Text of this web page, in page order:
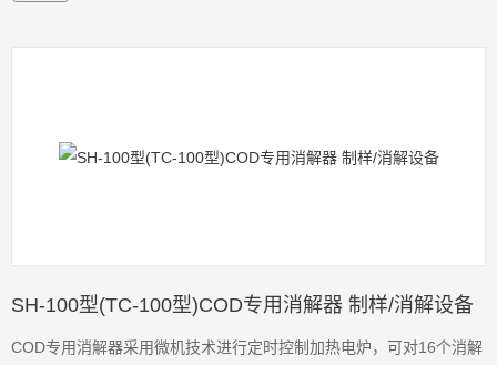
SH-100型(TC-100型)COD专用消解器 制样/消解设备
COD专用消解器采用微机技术进行定时控制加热电炉，可对16个消解